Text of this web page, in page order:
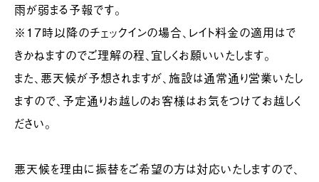
雨が弱まる予報です。
※17時以降のチェックインの場合、レイト料金の適用はで
きかねますのでご理解の程、宜しくお願いいたします。
また、悪天候が予想されますが、施設は通常通り営業いたし
ますので、予定通りお越しのお客様はお気をつけてお越しく
ださい。
悪天候を理由に振替をご希望の方は対応いたしますので、